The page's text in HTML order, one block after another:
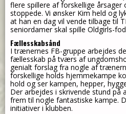
flere spillere af forskellige årsager
stoppede. Vi ønsker Kim held og
at han en dag vil vende tilbage til
seniordamer skal spille Oldgirls-
Fællesskabsånd
I trænernes FB-gruppe arbejdes
fællesskab på tværs af
genialt forslag fra nogle af
forskellige holds hjemmekampe
hold og ser kampen, hepper,
Der arbejdes i skrivende stund på
frem til nogle fantastiske kampe.
initiativer i klubben.